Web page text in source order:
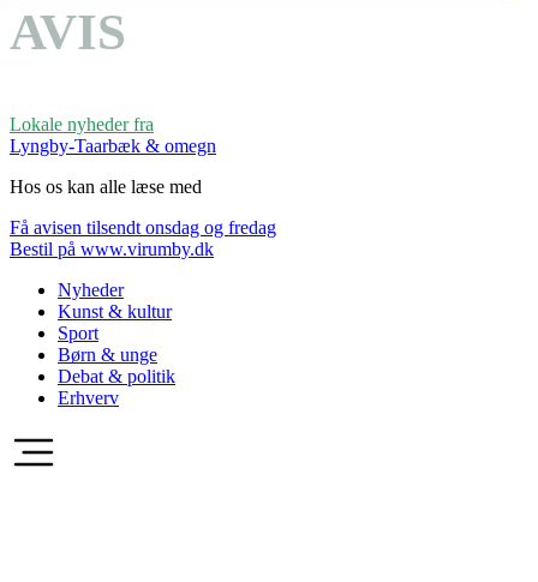
AVIS
Lokale nyheder fra
Lyngby-Taarbæk & omegn
Hos os kan alle læse med
Få avisen tilsendt onsdag og fredag
Bestil på www.virumby.dk
Nyheder
Kunst & kultur
Sport
Børn & unge
Debat & politik
Erhverv